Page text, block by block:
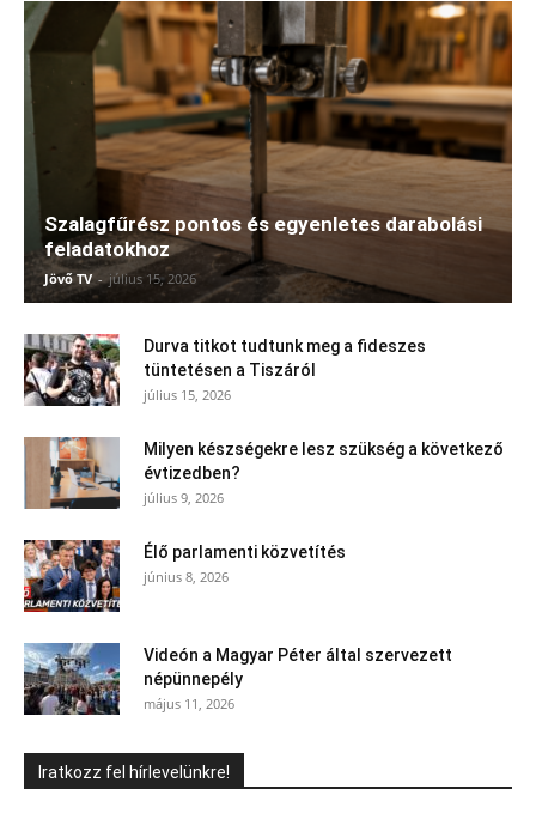
Szalagfűrész pontos és egyenletes darabolási
feladatokhoz
Jövő TV - július 15, 2026
Durva titkot tudtunk meg a fideszes
tüntetésen a Tiszáról
július 15, 2026
Milyen készségekre lesz szükség a következő
évtizedben?
július 9, 2026
Élő parlamenti közvetítés
június 8, 2026
Videón a Magyar Péter által szervezett
népünnepély
május 11, 2026
Iratkozz fel hírlevelünkre!